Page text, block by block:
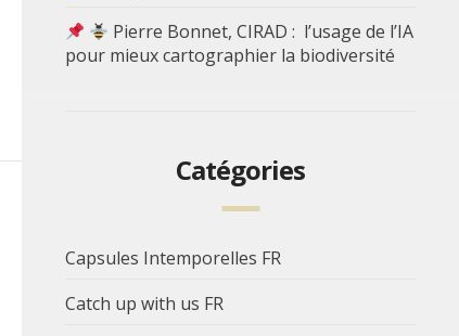
Pierre Bonnet, CIRAD : l’usage de l’IA
pour mieux cartographier la biodiversité
Catégories
Capsules Intemporelles FR
Catch up with us FR